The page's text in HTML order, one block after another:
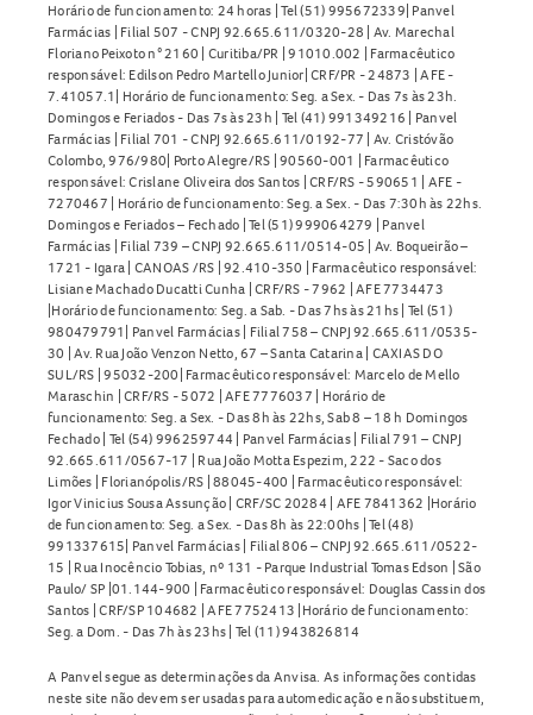
Horário de funcionamento: 24 horas | Tel (51) 995672339| Panvel
Farmácias | Filial 507 - CNPJ 92.665.611/0320-28 | Av. Marechal
Floriano Peixoto n° 2160 | Curitiba/PR | 91010.002 | Farmacêutico
responsável: Edilson Pedro Martello Junior| CRF/PR - 24873 | AFE -
7.41057.1| Horário de funcionamento: Seg. a Sex. - Das 7s às 23h.
Domingos e Feriados - Das 7s às 23h | Tel (41) 991349216 | Panvel
Farmácias | Filial 701 - CNPJ 92.665.611/0192-77 | Av. Cristóvão
Colombo, 976/980| Porto Alegre/RS | 90560-001 | Farmacêutico
responsável: Crislane Oliveira dos Santos | CRF/RS - 590651 | AFE -
7270467 | Horário de funcionamento: Seg. a Sex. - Das 7:30h às 22hs.
Domingos e Feriados – Fechado | Tel (51) 999064279 | Panvel
Farmácias | Filial 739 – CNPJ 92.665.611/0514-05 | Av. Boqueirão –
1721 - Igara | CANOAS /RS | 92.410-350 | Farmacêutico responsável:
Lisiane Machado Ducatti Cunha | CRF/RS - 7962 | AFE 7734473
|Horário de funcionamento: Seg. a Sab. - Das 7hs às 21hs | Tel (51)
980479791| Panvel Farmácias | Filial 758 – CNPJ 92.665.611/0535-
30 | Av. Rua João Venzon Netto, 67 – Santa Catarina | CAXIAS DO
SUL/RS | 95032-200| Farmacêutico responsável: Marcelo de Mello
Maraschin | CRF/RS - 5072 | AFE 7776037 | Horário de
funcionamento: Seg. a Sex. - Das 8h às 22hs, Sab 8 – 18 h Domingos
Fechado | Tel (54) 996259744 | Panvel Farmácias | Filial 791 – CNPJ
92.665.611/0567-17 | Rua João Motta Espezim, 222 - Saco dos
Limões | Florianópolis/RS | 88045-400 | Farmacêutico responsável:
Igor Vinicius Sousa Assunção | CRF/SC 20284 | AFE 7841362 |Horário
de funcionamento: Seg. a Sex. - Das 8h às 22:00hs | Tel (48)
991337615| Panvel Farmácias | Filial 806 – CNPJ 92.665.611/0522-
15 | Rua Inocêncio Tobias, nº 131 - Parque Industrial Tomas Edson | São
Paulo/ SP |01.144-900 | Farmacêutico responsável: Douglas Cassin dos
Santos | CRF/SP 104682 | AFE 7752413 |Horário de funcionamento:
Seg. a Dom. - Das 7h às 23hs | Tel (11) 943826814
A Panvel segue as determinações da Anvisa. As informações contidas
neste site não devem ser usadas para automedicação e não substituem,